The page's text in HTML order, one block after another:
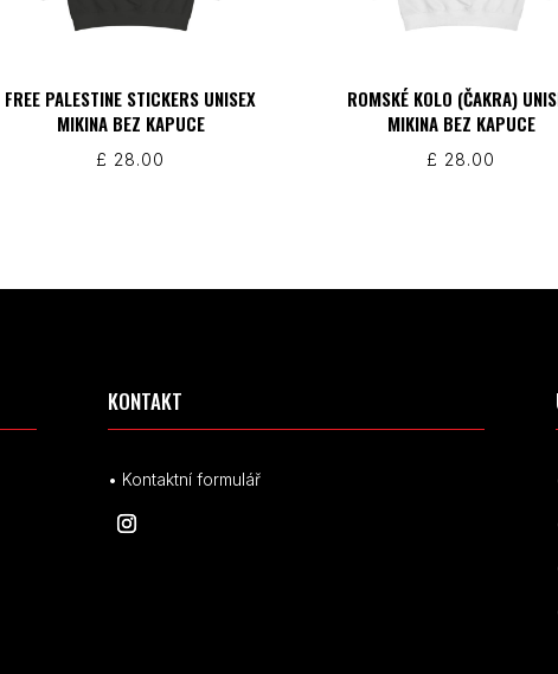
FREE PALESTINE STICKERS UNISEX
MIKINA BEZ KAPUCE
£ 28.00
ROMSKÉ KOLO (ČAKRA)
MIKINA BEZ KAPUCE
£ 28.00
KONTAKT
• Kontaktní formulář